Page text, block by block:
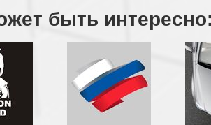
быть интересно: